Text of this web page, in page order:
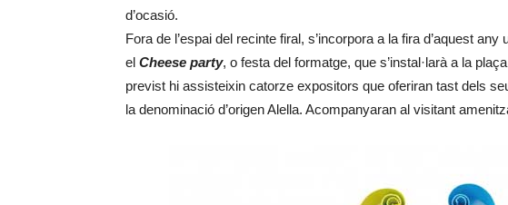
d’ocasió.
Fora de l’espai del recinte firal, s’incorpora a la fira d’aquest
el Cheese party, o festa del formatge, que s’instal·larà a la
previst hi assisteixin catorze expositors que oferiran tast dels
la denominació d’origen Alella. Acompanyaran al visitant